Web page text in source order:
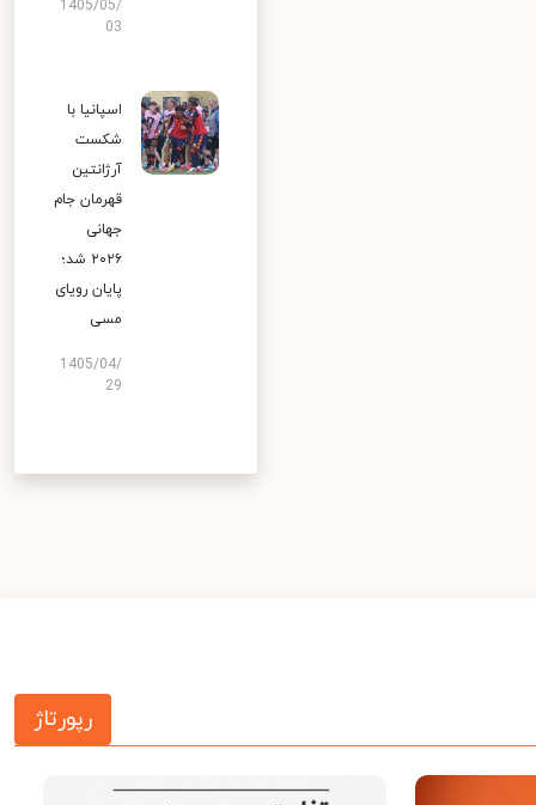
1405/05/
03
اسپانیا با
شکست
آرژانتین
قهرمان جام
جهانی
۲۰۲۶ شد؛
پایان رویای
مسی
1405/04/
29
رپورتاژ